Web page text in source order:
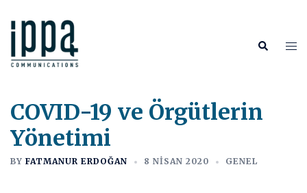
atla
Search
COVID-19 ve Örgütlerin
Yönetimi
BY FATMANUR ERDOĞAN 8 NISAN 2020 GENEL